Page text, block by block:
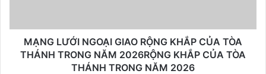
MẠNG LƯỚI NGOẠI GIAO RỘNG KHẮP CỦA TÒA
THÁNH TRONG NĂM 2026RỘNG KHẮP CỦA TÒA
THÁNH TRONG NĂM 2026